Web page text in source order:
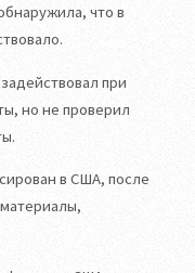
что в
при
но не проверил
в США, после